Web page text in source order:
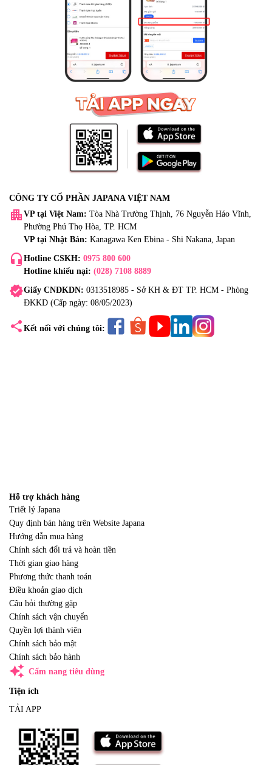
CÔNG TY CỔ PHẦN JAPANA VIỆT NAM
apartment VP tại Việt Nam: Tòa Nhà Trường Thịnh, 76 Nguyễn Háo Vĩnh,
Phường Phú Thọ Hòa, TP. HCM
VP tại Nhật Bản: Kanagawa Ken Ebina - Shi Nakana, Japan
headset_mic Hotline CSKH: 0975 800 600
Hotline khiếu nại: (028) 7108 8889
verifiedGiấy CNĐKDN: 0313518985 - Sở KH & ĐT TP. HCM - Phòng
ĐKKD (Cấp ngày: 08/05/2023)
share Kết nối với chúng tôi:
Hỗ trợ khách hàng
Triết lý Japana
Quy định bán hàng trên Website Japana
Hướng dẫn mua hàng
Chính sách đổi trả và hoàn tiền
Thời gian giao hàng
Phương thức thanh toán
Điều khoản giao dịch
Câu hỏi thường gặp
Chính sách vận chuyển
Quyền lợi thành viên
Chính sách bảo mật
Chính sách bảo hành
auto_awesome Cẩm nang tiêu dùng
Tiện ích
TẢI APP